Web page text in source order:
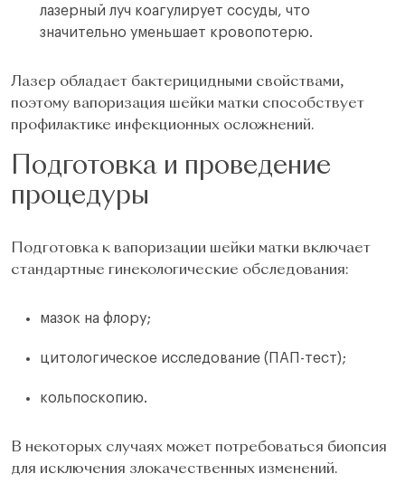
лазерный луч коагулирует сосуды, что
значительно уменьшает кровопотерю.
Лазер обладает бактерицидными свойствами,
поэтому вапоризация шейки матки способствует
профилактике инфекционных осложнений.
Подготовка и проведение
процедуры
Подготовка к вапоризации шейки матки включает
стандартные гинекологические обследования:
мазок на флору;
цитологическое исследование (ПАП-тест);
кольпоскопию.
В некоторых случаях может потребоваться биопсия
для исключения злокачественных изменений.